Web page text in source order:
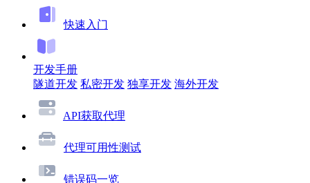
快速入门
开发手册
隧道开发 私密开发 独享开发 海外开发
API获取代理
代理可用性测试
错误码一览